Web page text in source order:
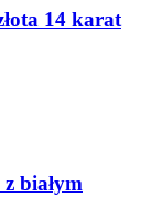
14 karat
białym